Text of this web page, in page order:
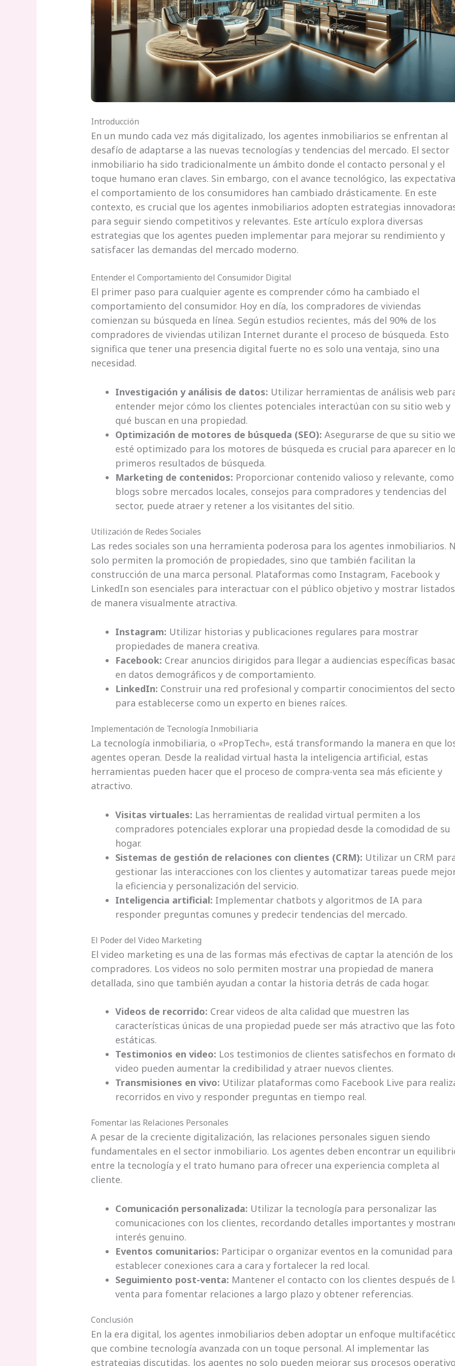
Introducción
En un mundo cada vez más digitalizado, los agentes inmobiliarios se enfrentan al
desafío de adaptarse a las nuevas tecnologías y tendencias del mercado. El sector
inmobiliario ha sido tradicionalmente un ámbito donde el contacto personal y el
toque humano eran claves. Sin embargo, con el avance tecnológico, las
el comportamiento de los consumidores han cambiado drásticamente. En este
contexto, es crucial que los agentes inmobiliarios adopten estrategias
para seguir siendo competitivos y relevantes. Este artículo explora diversas
estrategias que los agentes pueden implementar para mejorar su rendimiento y
satisfacer las demandas del mercado moderno.
Entender el Comportamiento del Consumidor Digital
El primer paso para cualquier agente es comprender cómo ha cambiado el
comportamiento del consumidor. Hoy en día, los compradores de viviendas
comienzan su búsqueda en línea. Según estudios recientes, más del 90% de los
compradores de viviendas utilizan Internet durante el proceso de búsqueda. Esto
significa que tener una presencia digital fuerte no es solo una ventaja, sino una
necesidad.
Investigación y análisis de datos: Utilizar herramientas de análisis web
entender mejor cómo los clientes potenciales interactúan con su sitio web y
qué buscan en una propiedad.
Optimización de motores de búsqueda (SEO): Asegurarse de que su sitio
esté optimizado para los motores de búsqueda es crucial para aparecer en
primeros resultados de búsqueda.
Marketing de contenidos: Proporcionar contenido valioso y relevante, como
blogs sobre mercados locales, consejos para compradores y tendencias del
sector, puede atraer y retener a los visitantes del sitio.
Utilización de Redes Sociales
Las redes sociales son una herramienta poderosa para los agentes inmobiliarios.
solo permiten la promoción de propiedades, sino que también facilitan la
construcción de una marca personal. Plataformas como Instagram, Facebook y
LinkedIn son esenciales para interactuar con el público objetivo y mostrar listados
de manera visualmente atractiva.
Instagram: Utilizar historias y publicaciones regulares para mostrar
propiedades de manera creativa.
Facebook: Crear anuncios dirigidos para llegar a audiencias específicas
en datos demográficos y de comportamiento.
LinkedIn: Construir una red profesional y compartir conocimientos del
para establecerse como un experto en bienes raíces.
Implementación de Tecnología Inmobiliaria
La tecnología inmobiliaria, o «PropTech», está transformando la manera en que
agentes operan. Desde la realidad virtual hasta la inteligencia artificial, estas
herramientas pueden hacer que el proceso de compra-venta sea más eficiente y
atractivo.
Visitas virtuales: Las herramientas de realidad virtual permiten a los
compradores potenciales explorar una propiedad desde la comodidad de su
hogar.
Sistemas de gestión de relaciones con clientes (CRM): Utilizar un CRM
gestionar las interacciones con los clientes y automatizar tareas puede
la eficiencia y personalización del servicio.
Inteligencia artificial: Implementar chatbots y algoritmos de IA para
responder preguntas comunes y predecir tendencias del mercado.
El Poder del Video Marketing
El video marketing es una de las formas más efectivas de captar la atención de los
compradores. Los videos no solo permiten mostrar una propiedad de manera
detallada, sino que también ayudan a contar la historia detrás de cada hogar.
Videos de recorrido: Crear videos de alta calidad que muestren las
características únicas de una propiedad puede ser más atractivo que las
estáticas.
Testimonios en video: Los testimonios de clientes satisfechos en formato
video pueden aumentar la credibilidad y atraer nuevos clientes.
Transmisiones en vivo: Utilizar plataformas como Facebook Live para
recorridos en vivo y responder preguntas en tiempo real.
Fomentar las Relaciones Personales
A pesar de la creciente digitalización, las relaciones personales siguen siendo
fundamentales en el sector inmobiliario. Los agentes deben encontrar un
entre la tecnología y el trato humano para ofrecer una experiencia completa al
cliente.
Comunicación personalizada: Utilizar la tecnología para personalizar las
comunicaciones con los clientes, recordando detalles importantes y
interés genuino.
Eventos comunitarios: Participar o organizar eventos en la comunidad para
establecer conexiones cara a cara y fortalecer la red local.
Seguimiento post-venta: Mantener el contacto con los clientes después de
venta para fomentar relaciones a largo plazo y obtener referencias.
Conclusión
En la era digital, los agentes inmobiliarios deben adoptar un enfoque
que combine tecnología avanzada con un toque personal. Al implementar las
estrategias discutidas, los agentes no solo pueden mejorar sus procesos